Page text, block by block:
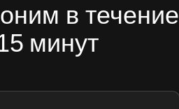
в течение
минут